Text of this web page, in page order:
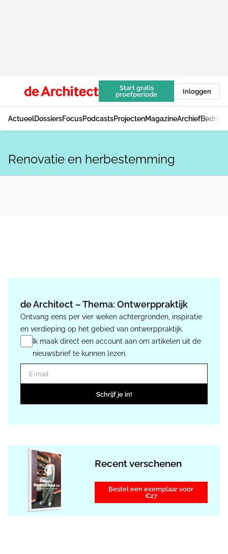
Start gratis
proefperiode
Inloggen
ActueelDossiersFocusPodcastsProjectenMagazineArchief
Renovatie en herbestemming
de Architect – Thema: Ontwerppraktijk
Ontvang eens per vier weken achtergronden, inspiratie
en verdieping op het gebied van ontwerppraktijk.
Ik maak direct een account aan om artikelen uit de
nieuwsbrief te kunnen lezen.
E-mail
Schrijf je in!
Recent verschenen
Bestel een exemplaar voor
€27